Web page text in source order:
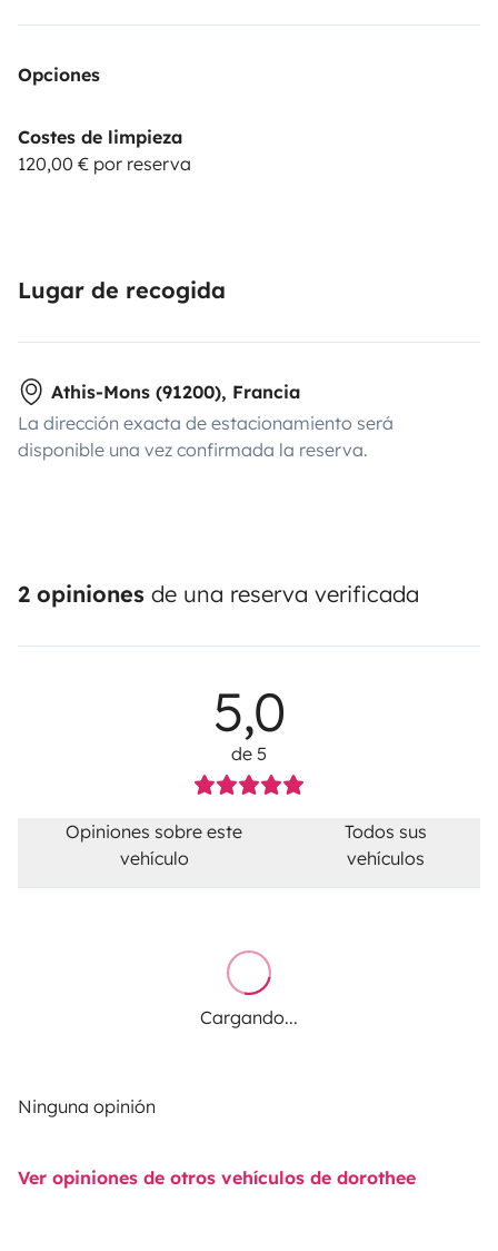
Opciones
Costes de limpieza
120,00 € por reserva
Lugar de recogida
Athis-Mons (91200), Francia
La dirección exacta de estacionamiento será
disponible una vez confirmada la reserva.
2 opiniones de una reserva verificada
5,0
de 5
Opiniones sobre este
vehículo
Todos sus
vehículos
Cargando...
Ninguna opinión
Ver opiniones de otros vehículos de dorothee